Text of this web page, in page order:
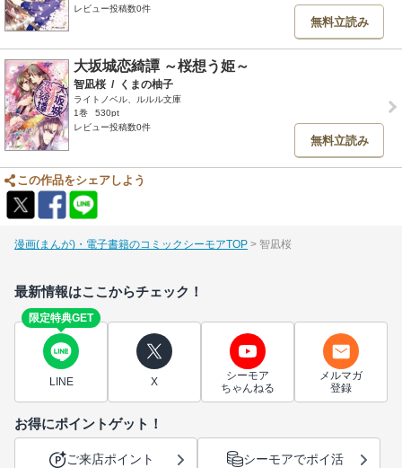
レビュー投稿数0件
無料立読み
大坂城恋綺譚 ～桜想う姫～
智凪桜 / くまの柚子
ライトノベル、ルルル文庫
1巻
530pt
レビュー投稿数0件
無料立読み
この作品をシェアしよう
漫画(まんが)・電子書籍のコミックシーモアTOP 智凪桜
最新情報はここからチェック！
限定特典GET
LINE X
シーモア
ちゃんねる
メルマガ
登録
お得にポイントゲット！
ご来店ポイント シーモアでポイ活